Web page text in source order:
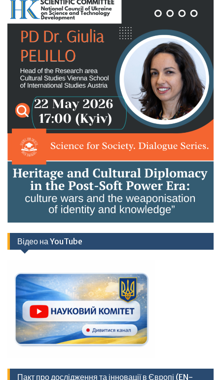
Відео на YouTube
Пакт про дослідження та інновації в Європі (EN-